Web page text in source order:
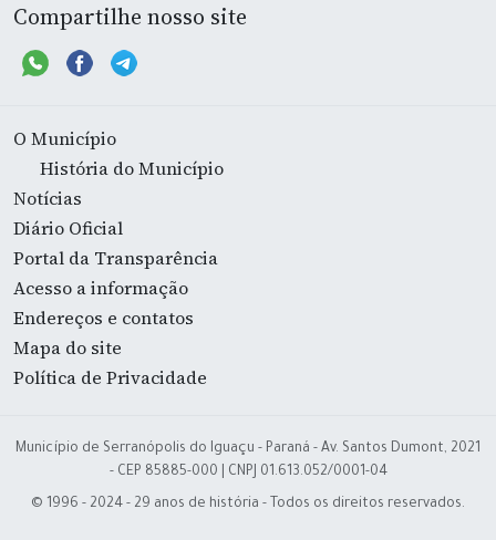
Compartilhe nosso site
O Município
História do Município
Notícias
Diário Oficial
Portal da Transparência
Acesso a informação
Endereços e contatos
Mapa do site
Política de Privacidade
Município de Serranópolis do Iguaçu - Paraná - Av. Santos Dumont, 2021
- CEP 85885-000 | CNPJ 01.613.052/0001-04
© 1996 - 2024 - 29 anos de história - Todos os direitos reservados.